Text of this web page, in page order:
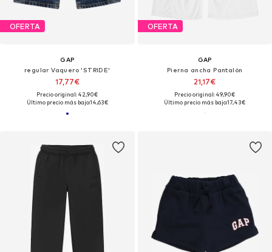
OFERTA
GAP
regular Vaquero 'STRIDE'
17,77€
Precio original: 42,90€
Último precio más bajo:14,63€
OFERTA
GAP
Pierna ancha Pantalón
21,17€
Precio original: 49,90€
Último precio más bajo:17,43€